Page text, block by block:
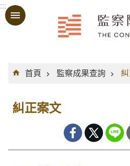
跳到主要內容區塊
:::
:::
首頁
監察成果查詢
糾正案文